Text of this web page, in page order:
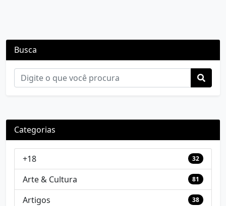
Busca
Categorias
+18 32
Arte & Cultura 81
Artigos 38